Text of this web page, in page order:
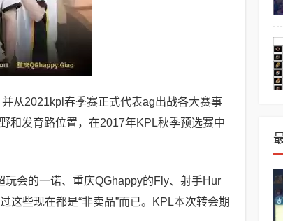
从2021kpl春季赛正式代表ag出战各大赛事
和发育路位置，在2017年KPL秋季预选赛中
会的一诺、重庆QGhappy的Fly、射手Hur
这些现在都是“非卖品”而已。KPL本次转会期